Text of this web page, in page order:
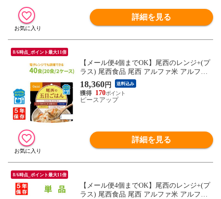
詳細を見る
8/6時点_ポイント最大11倍
【メール便4個までOK】尾西のレンジ+(プ
ラス) 尾西食品 尾西 アルファ米 アルファ
ー米 アルファ化米 電子レンジ 時短 非常食
非常食セット 保存食 防災食 保存食セット
おすすめ 登山 キャンプ
18,360円 送料込み
170
ピースアップ
詳細を見る
8/6時点_ポイント最大11倍
【メール便4個までOK】尾西のレンジ+(プ
ラス) 尾西食品 尾西 アルファ米 アルファ